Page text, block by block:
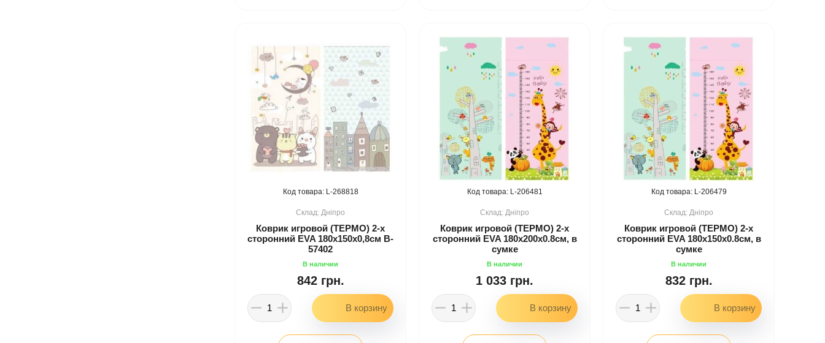
268818
Дніпро
Коврик игровой (ТЕРМО) 2-х
сторонний EVA 180х150х0,8см B-
57402
842 грн.
206481
Дніпро
Коврик игровой (ТЕРМО) 2-х
сторонний EVA 180х200х0.8см, в
сумке
1 033 грн.
206479
Дніпро
Коврик игровой (ТЕРМО) 2-х
сторонний EVA 180х150х0.8см, в
сумке
832 грн.